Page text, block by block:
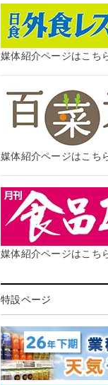
媒体紹介ページはこち
媒体紹介ページはこち
媒体紹介ページはこち
特設ページ